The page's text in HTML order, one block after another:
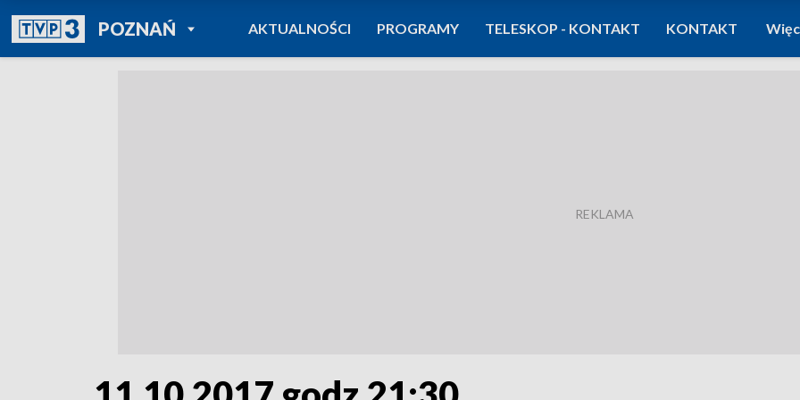
POZNAŃPOWRÓT DO
TVP REGIONY
AKTUALNOŚCI PROGRAMY TELESKOP - KONTAKT KONTAKT